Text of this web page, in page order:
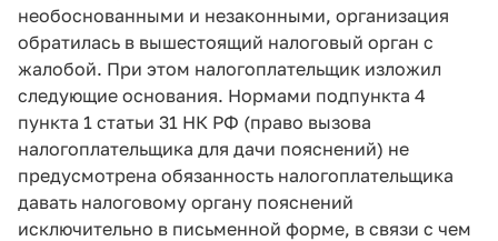
необоснованными и незаконными, организация
обратилась в вышестоящий налоговый орган с
жалобой. При этом налогоплательщик изложил
следующие основания. Нормами подпункта 4
пункта 1 статьи 31 НК РФ (право вызова
налогоплательщика для дачи пояснений) не
предусмотрена обязанность налогоплательщика
давать налоговому органу пояснений
исключительно в письменной форме, в связи с чем